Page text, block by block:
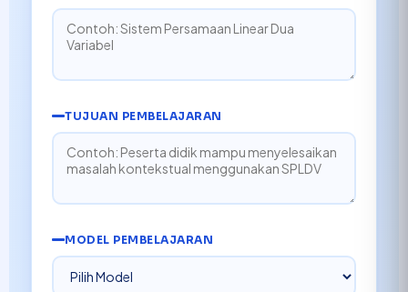
TUJUAN PEMBELAJARAN
MODEL PEMBELAJARAN